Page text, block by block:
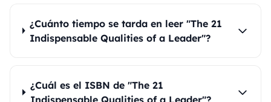
¿Cuánto tiempo se tarda en leer "The 21
Indispensable Qualities of a Leader"?
¿Cuál es el ISBN de "The 21
Indispensable Qualities of a Leader"?